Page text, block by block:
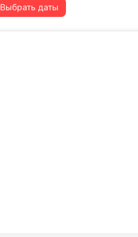
Выбрать даты